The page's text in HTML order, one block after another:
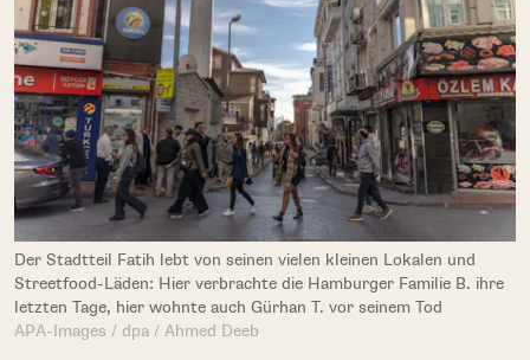
Der Stadtteil Fatih lebt von seinen vielen kleinen Lokalen und
Streetfood-Läden: Hier verbrachte die Hamburger Familie B. ihre
letzten Tage, hier wohnte auch Gürhan T. vor seinem Tod
APA-Images / dpa / Ahmed Deeb